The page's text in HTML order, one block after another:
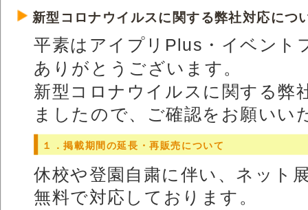
新型コロナウイルスに関する弊社対応につ
平素はアイプリPlus・イベント
ありがとうございます。
新型コロナウイルスに関する弊
ましたので、ご確認をお願いい
１．掲載期間の延長・再販売について
休校や登園自粛に伴い、ネット
無料で対応しております。